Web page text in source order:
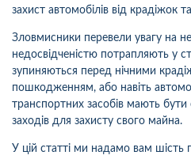
захист автомобілів від крадіжок
Зловмисники перевели увагу на
недосвідченістю потрапляють у
зупиняються перед нічними
пошкодженням, або навіть
транспортних засобів мають
заходів для захисту свого майна.
У цій статті ми надамо вам